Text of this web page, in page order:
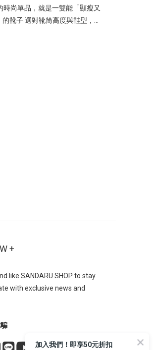
時尚單品，就是一雙能「顯瘦又
靴子 選對靴筒高度與鞋型，不
中筒靴的長度約在小腿肚中央，
及膝靴與膝上靴）是打造逆天長
，透過大面積的包覆，直接改變
比例選筒身柔軟且貼合腿型的款
裙、短褲或貼身褲裝，充分發揮
飾效果 材質與功能建議：舒適
+
like SANDARU SHOP to stay
with exclusive news and
加入我們！即享50元折扣